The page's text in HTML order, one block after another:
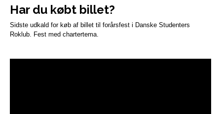
Har du købt billet?
Sidste udkald for køb af billet til forårsfest i Danske Studenters
Roklub. Fest med chartertema.